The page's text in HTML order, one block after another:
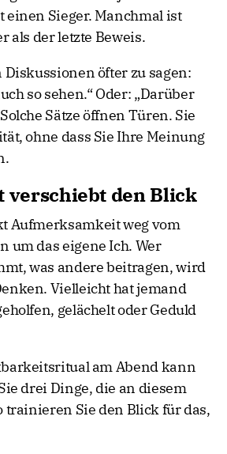
einen Sieger. Manchmal ist
als der letzte Beweis.
Diskussionen öfter zu sagen:
so sehen.“ Oder: „Darüber
Sätze öffnen Türen. Sie
ohne dass Sie Ihre Meinung
verschiebt den Blick
Aufmerksamkeit weg vom
um das eigene Ich. Wer
was andere beitragen, wird
Vielleicht hat jemand
gelächelt oder Geduld
am Abend kann
drei Dinge, die an diesem
trainieren Sie den Blick für das,